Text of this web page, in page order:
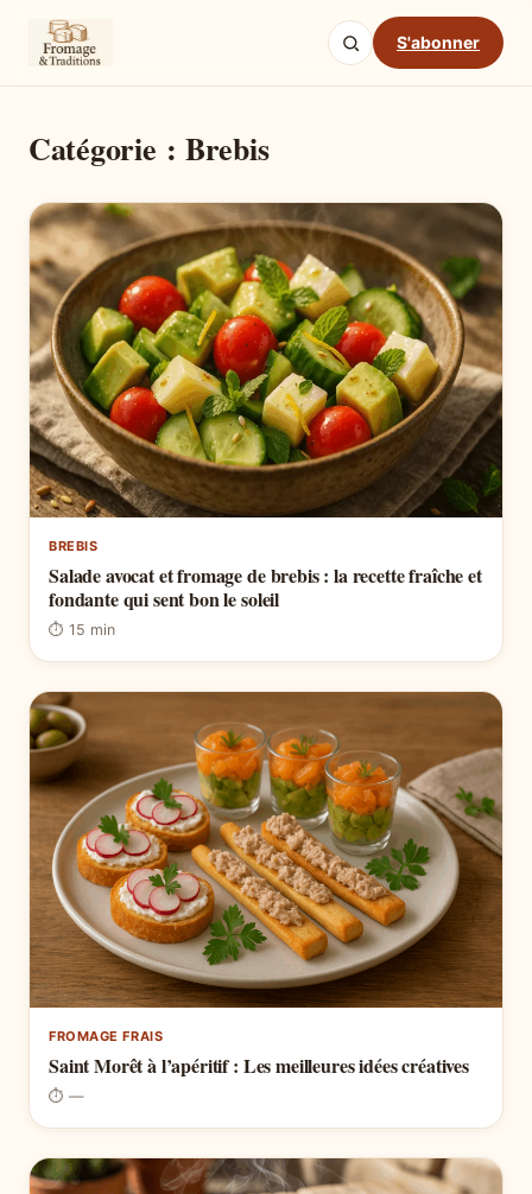
S'abonner
Catégorie : Brebis
BREBIS
Salade avocat et fromage de brebis : la recette fraîche et
fondante qui sent bon le soleil
⏱ 15 min
FROMAGE FRAIS
Saint Morêt à l’apéritif : Les meilleures idées créatives
⏱ —